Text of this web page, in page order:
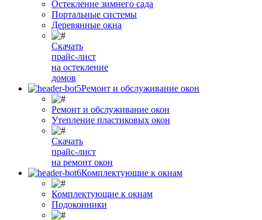
Остекление зимнего сада
Портальные системы
Деревянные окна
Скачать
прайс-лист
на остекление
домов
Ремонт и обслуживание окон
Ремонт и обслуживание окон
Утепление пластиковых окон
Скачать
прайс-лист
на ремонт окон
Комплектующие к окнам
Комплектующие к окнам
Подоконники